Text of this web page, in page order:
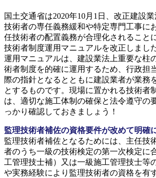
国土交通省は2020年10月1日、改正建設
技術者の専任義務緩和や特定専門工事に
任技術者の配置義務が合理化されること
技術者制度運用マニュアルを改正しまし
運用マニュアルは、建設業法上重要な柱
術者制度を的確に運用するため、行政担
際の指針となるとともに建設業者が業務
とするものです。現場に置かれる技術者
は、適切な施工体制の確保と法令遵守の
っかり確認しておきましょう！
監理技術者補佐の資格要件が改めて明確
監理技術者補佐となるためには、主任技
者のうち一級の技術検定の第一次検定に
工管理技士補）又は一級施工管理技士等
や実務経験により監理技術者の資格を有